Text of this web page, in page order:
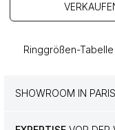
Ringgrößen-Tabelle
SHOWROOM IN PARIS